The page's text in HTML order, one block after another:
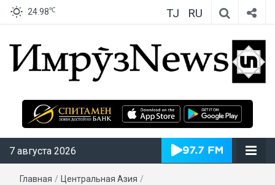
24.98℃ TJ RU
ИмрӯзNews
7 августа 2026
Главная / Центральная Азия /